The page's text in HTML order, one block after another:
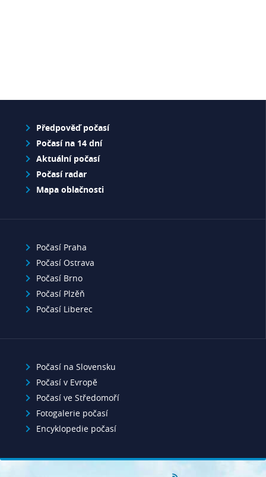
Předpověď počasí
Počasí na 14 dní
Aktuální počasí
Počasí radar
Mapa oblačnosti
Počasí Praha
Počasí Ostrava
Počasí Brno
Počasí Plzěň
Počasí Liberec
Počasí na Slovensku
Počasí v Evropě
Počasí ve Středomoří
Fotogalerie počasí
Encyklopedie počasí